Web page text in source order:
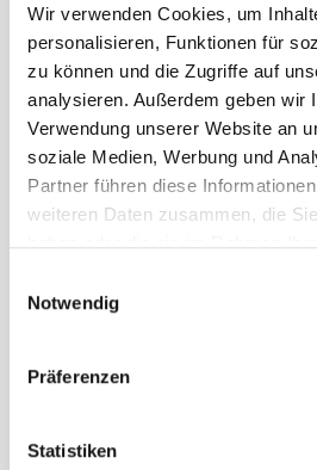
Wir verwenden Cookies, um
personalisieren, Funktionen für
zu können und die Zugriffe auf
analysieren. Außerdem geben wir
Verwendung unserer Website an
soziale Medien, Werbung und
Partner führen diese
weiteren Daten zusammen, die
haben oder die sie im Rahmen
Notwendig
Präferenzen
Statistiken
XXL
UVP
unser Preis ab:
Chillaz